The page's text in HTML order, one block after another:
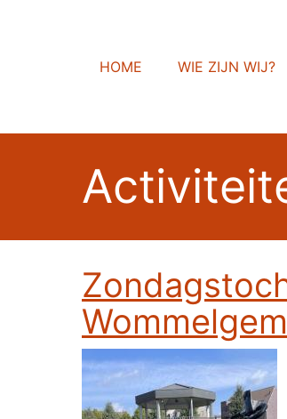
HOME WIE ZIJN WIJ?
Wommelgem